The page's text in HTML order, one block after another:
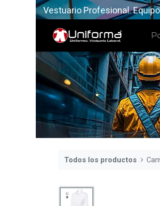
Vestuario Profesional.
Todos los productos